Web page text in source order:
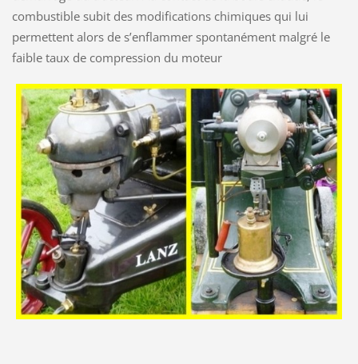
combustible subit des modifications chimiques qui lui
permettent alors de s’enflammer spontanément malgré le
faible taux de compression du moteur